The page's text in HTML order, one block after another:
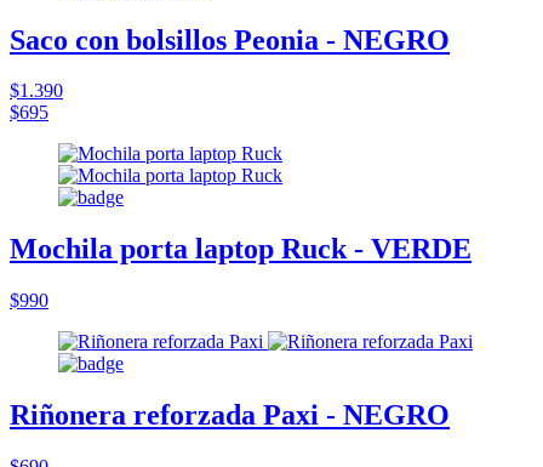
Saco con bolsillos Peonia - NEGRO
$1.390
$695
Mochila porta laptop Ruck - VERDE
$990
Riñonera reforzada Paxi - NEGRO